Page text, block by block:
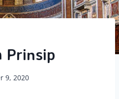
Prinsip
9, 2020